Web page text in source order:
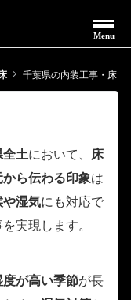
Menu
千葉県の内装工事・床
全土において、
床
から伝わる印象は
や湿気にも対応で
実現します。
度が高い季節が長